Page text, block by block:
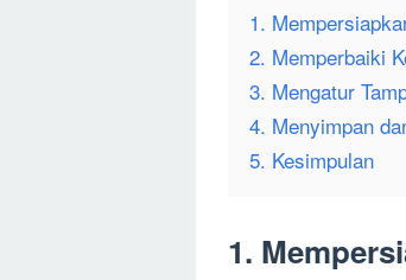
1.
2. Memperbaiki
3. Mengatur
4. Menyimpan
5. Kesimpulan
1.